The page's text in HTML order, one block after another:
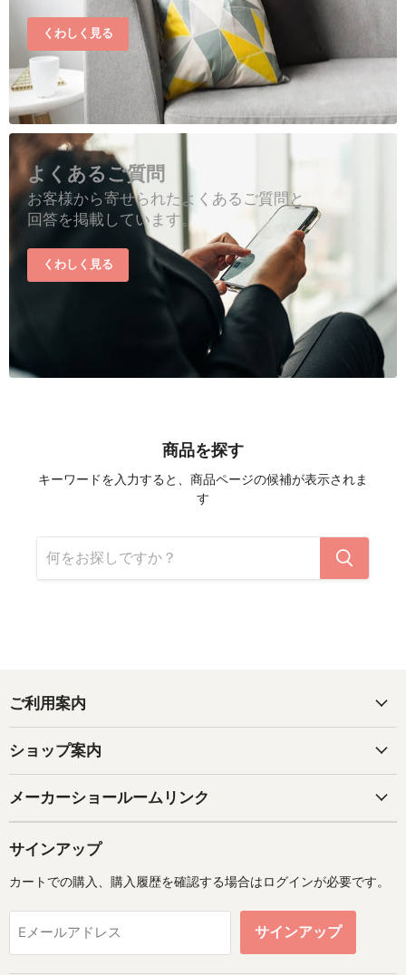
くわしく見る
よくあるご質問
お客様から寄せられたよくあるご質問と
回答を掲載しています。
くわしく見る
商品を探す
キーワードを入力すると、商品ページの候補が表示されま
す
ご利用案内
ショップ案内
メーカーショールームリンク
サインアップ
カートでの購入、購入履歴を確認する場合はログインが必要です。
Eメールアドレス サインアップ